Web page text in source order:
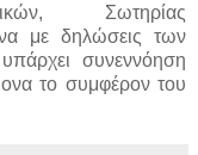
Σωτηρίας
με δηλώσεις των
συνεννόηση
το συμφέρον του